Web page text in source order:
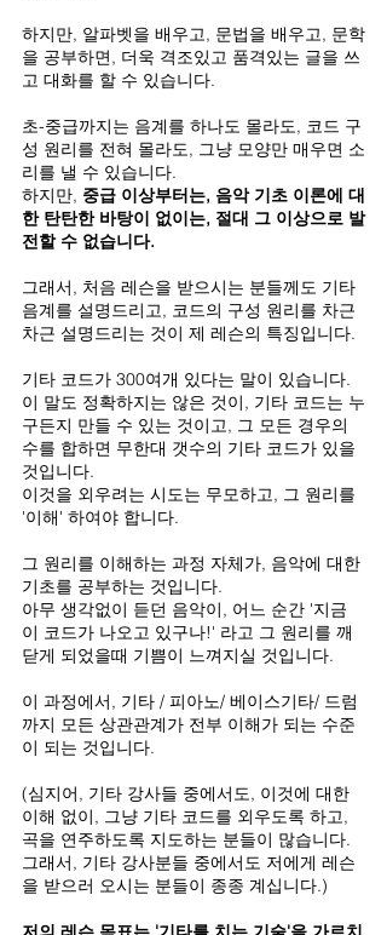
하지만, 알파벳을 배우고, 문법을 배우고, 문학
을 공부하면, 더욱 격조있고 품격있는 글을 쓰
고 대화를 할 수 있습니다.
초-중급까지는 음계를 하나도 몰라도, 코드 구
성 원리를 전혀 몰라도, 그냥 모양만 매우면 소
리를 낼 수 있습니다.
하지만, 중급 이상부터는, 음악 기초 이론에 대
한 탄탄한 바탕이 없이는, 절대 그 이상으로 발
전할 수 없습니다.
그래서, 처음 레슨을 받으시는 분들께도 기타
음계를 설명드리고, 코드의 구성 원리를 차근
차근 설명드리는 것이 제 레슨의 특징입니다.
기타 코드가 300여개 있다는 말이 있습니다.
이 말도 정확하지는 않은 것이, 기타 코드는 누
구든지 만들 수 있는 것이고, 그 모든 경우의
수를 합하면 무한대 갯수의 기타 코드가 있을
것입니다.
이것을 외우려는 시도는 무모하고, 그 원리를
'이해' 하여야 합니다.
그 원리를 이해하는 과정 자체가, 음악에 대한
기초를 공부하는 것입니다.
아무 생각없이 듣던 음악이, 어느 순간 '지금
이 코드가 나오고 있구나!' 라고 그 원리를 깨
닫게 되었을때 기쁨이 느껴지실 것입니다.
이 과정에서, 기타 / 피아노/ 베이스기타/ 드럼
까지 모든 상관관계가 전부 이해가 되는 수준
이 되는 것입니다.
(심지어, 기타 강사들 중에서도, 이것에 대한
이해 없이, 그냥 기타 코드를 외우도록 하고,
곡을 연주하도록 지도하는 분들이 많습니다.
그래서, 기타 강사분들 중에서도 저에게 레슨
을 받으러 오시는 분들이 종종 계십니다.)